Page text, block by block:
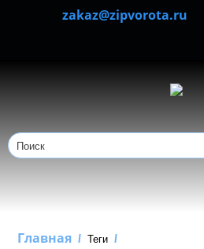
zakaz@zipvorota.ru
Главная / Теги /